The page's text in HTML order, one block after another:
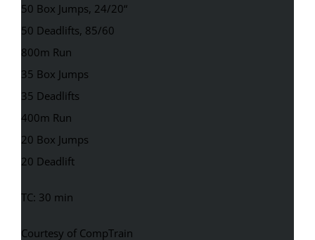
50 Box Jumps, 24/20“
50 Deadlifts, 85/60
800m Run
35 Box Jumps
35 Deadlifts
400m Run
20 Box Jumps
20 Deadlift
TC: 30 min
Courtesy of CompTrain